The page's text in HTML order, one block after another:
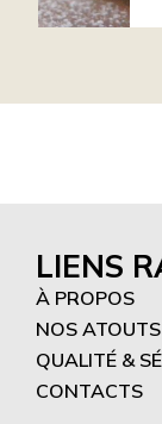
LIENS
À PROPOS
NOS ATOUTS
QUALITÉ &
CONTACTS